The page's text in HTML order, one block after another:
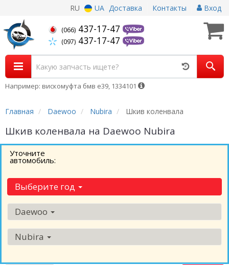
RU UA Доставка Контакты Вход
(066) 437-17-47
(097) 437-17-47
Например: вискомуфта бмв е39, 1334101
Главная Daewoo Nubira Шкив коленвала
Шкив коленвала на Daewoo Nubira
Уточните
автомобиль:
Выберите год
Daewoo
Nubira